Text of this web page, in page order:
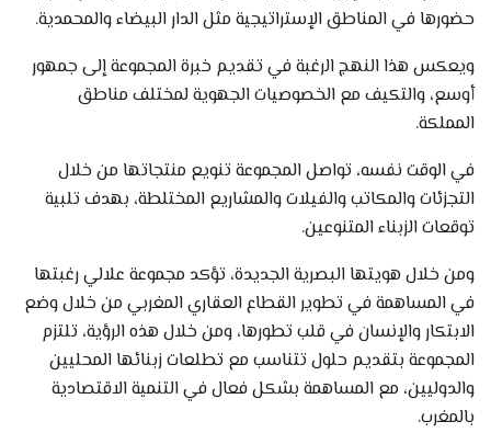
حضورها في المناطق الإستراتيجية مثل الدار البيضاء والمحمدية.
ويعكس هذا النهج الرغبة في تقديم خبرة المجموعة إلى جمهور
أوسع، والتكيف مع الخصوصيات الجهوية لمختلف مناطق
المملكة.
في الوقت نفسه، تواصل المجموعة تنويع منتجاتها من خلال
التجزئات والمكاتب والفيلات والمشاريع المختلطة، بهدف تلبية
توقعات الزبناء المتنوعين.
ومن خلال هويتها البصرية الجديدة، تؤكد مجموعة علالي رغبتها
في المساهمة في تطوير القطاع العقاري المغربي من خلال وضع
الابتكار والإنسان في قلب تطورها، ومن خلال هذه الرؤية، تلتزم
المجموعة بتقديم حلول تتناسب مع تطلعات زبنائها المحليين
والدوليين، مع المساهمة بشكل فعال في التنمية الاقتصادية
بالمغرب.